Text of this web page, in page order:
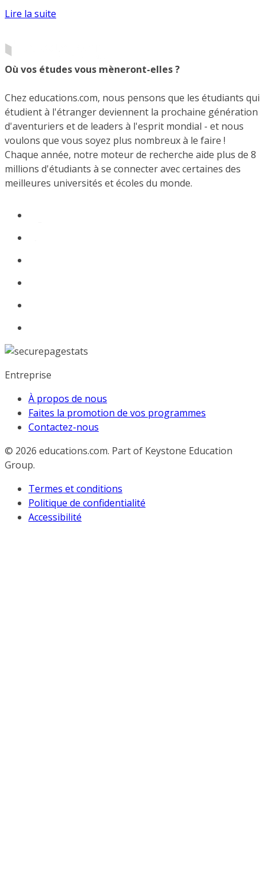
Lire la suite
Où vos études vous mèneront-elles ?
Chez educations.com, nous pensons que les étudiants qui
étudient à l'étranger deviennent la prochaine génération
d'aventuriers et de leaders à l'esprit mondial - et nous
voulons que vous soyez plus nombreux à le faire !
Chaque année, notre moteur de recherche aide plus de 8
millions d'étudiants à se connecter avec certaines des
meilleures universités et écoles du monde.
Entreprise
À propos de nous
Faites la promotion de vos programmes
Contactez-nous
© 2026 educations.com. Part of Keystone Education
Group.
Termes et conditions
Politique de confidentialité
Accessibilité